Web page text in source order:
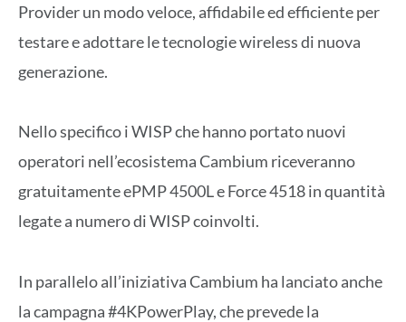
Provider un modo veloce, affidabile ed efficiente per
testare e adottare le tecnologie wireless di nuova
generazione.
Nello specifico i WISP che hanno portato nuovi
operatori nell’ecosistema Cambium riceveranno
gratuitamente ePMP 4500L e Force 4518 in quantità
legate a numero di WISP coinvolti.
In parallelo all’iniziativa Cambium ha lanciato anche
la campagna #4KPowerPlay, che prevede la